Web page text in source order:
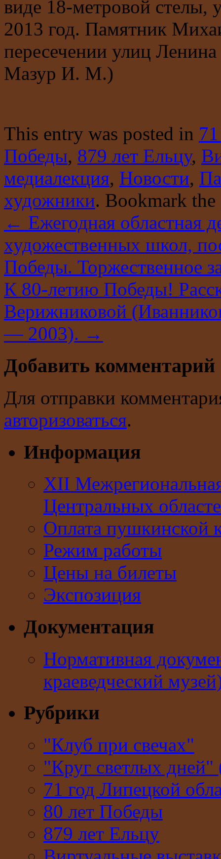
виде 18-метровой стелы,
2013 год. Памятник
пересечении улиц
Мазур И. М.)
This entry was posted in
Победы, 879 лет Ельцу,
медиалекция, Новости,
художники. Bookmark the
← Ежегодная областная
художественных школ,
Победы. Торжественное
К 80-летию Победы!
Верижниковой
— 2003). →
Добавить комментарий
Для отправки
авторизоваться.
Информация
XII
Центральных
Оплата пушкинской
Режим работы
Цены на билеты
Экспозиция
Документация
Нормативная
краеведческий
Рубрики
"Клуб при свечах"
"Круг светлых
71 год Липецкой
80 лет Победы
879 лет Ельцу